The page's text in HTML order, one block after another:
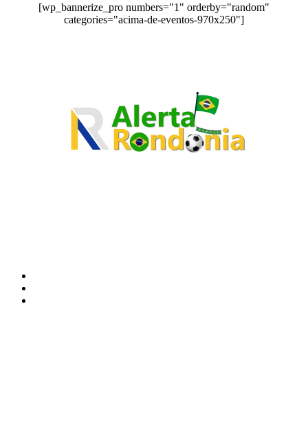
[wp_bannerize_pro numbers="1" orderby="random"
categories="acima-de-eventos-970x250"]